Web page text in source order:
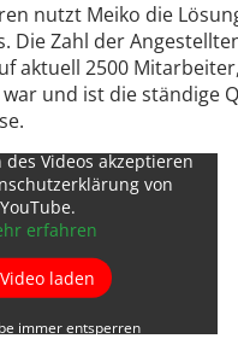
nutzt Meiko die
Die Zahl der
aktuell 2500
und ist die ständige
Videos akzeptieren
von
YouTube.
erfahren
Video laden
immer entsperren